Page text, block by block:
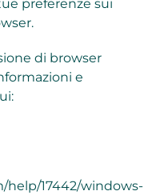
preferenze sui
di browser
e
help/17442/windows-